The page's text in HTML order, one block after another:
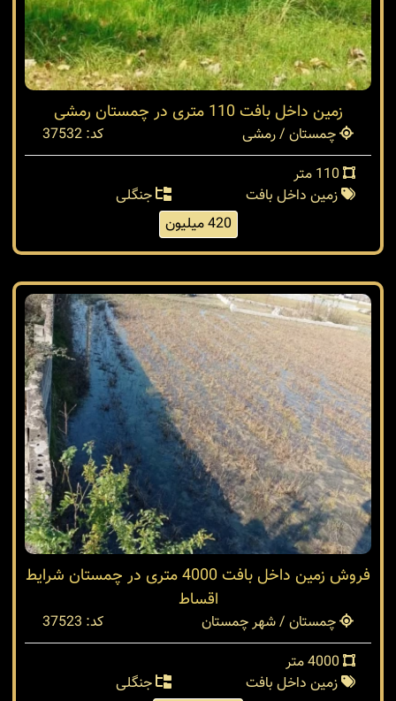
زمین داخل بافت 110 متری در چمستان رمشی
چمستان / رمشی
کد: 37532
زمین داخل بافت
جنگلی
420 میلیون
فروش زمین داخل بافت 4000 متری در چمستان شرایط
اقساط
چمستان / شهر چمستان
کد: 37523
زمین داخل بافت
جنگلی